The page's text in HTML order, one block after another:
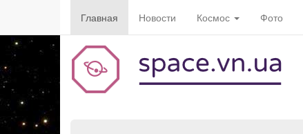
Главная Новости Космос Фото